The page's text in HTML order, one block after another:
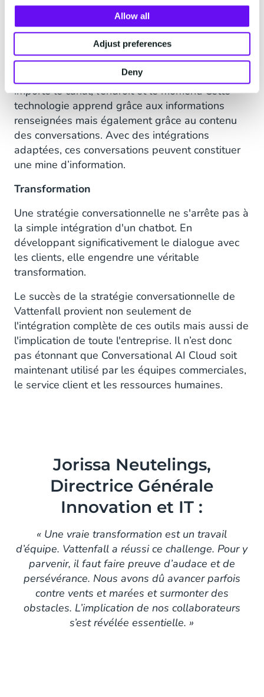
Allow all
Adjust preferences
Deny
Quel est le plus gros avantage de cette solution
? Toutes les interfaces conversationnelles
utilisent les mêmes données. Cela signifie que le
chatbot Nina est en mesure de fournir des
réponses similaires aux clients, et ce, peu
importe le canal, l’endroit et le moment. Cette
technologie apprend grâce aux informations
renseignées mais également grâce au contenu
des conversations. Avec des intégrations
adaptées, ces conversations peuvent constituer
une mine d’information.
Transformation
Une stratégie conversationnelle ne s'arrête pas à
la simple intégration d'un chatbot. En
développant significativement le dialogue avec
les clients, elle engendre une véritable
transformation.
Le succès de la stratégie conversationnelle de
Vattenfall provient non seulement de
l'intégration complète de ces outils mais aussi de
l'implication de toute l'entreprise. Il n’est donc
pas étonnant que Conversational AI Cloud soit
maintenant utilisé par les équipes commerciales,
le service client et les ressources humaines.
Jorissa Neutelings,
Directrice Générale
Innovation et IT :
« Une vraie transformation est un travail
d’équipe. Vattenfall a réussi ce challenge. Pour y
parvenir, il faut faire preuve d’audace et de
persévérance. Nous avons dû avancer parfois
contre vents et marées et surmonter des
obstacles. L’implication de nos collaborateurs
s’est révélée essentielle. »